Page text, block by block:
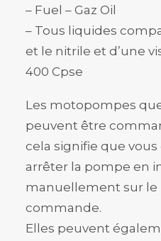
– Fuel – Gaz Oil
– Tous liquides
et le nitrile et d’une
400 Cpse
Les motopompes
peuvent être
cela signifie que
arrêter la pompe en
manuellement sur le
commande.
Elles peuvent